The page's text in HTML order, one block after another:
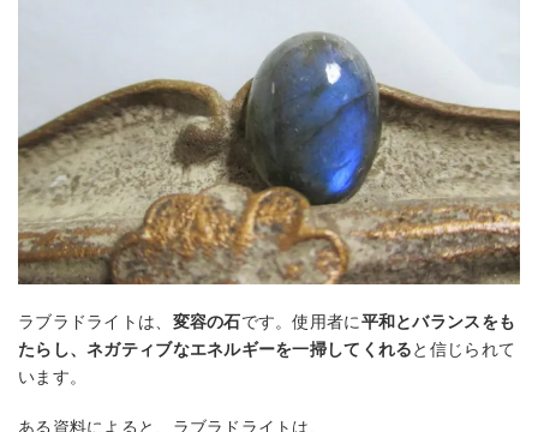
ラブラドライトは、 変容の石です。使用者に平和とバランスをも
たらし、ネガティブなエネルギーを一掃してくれると信じられて
います。
ある資料によると、ラブラドライトは、